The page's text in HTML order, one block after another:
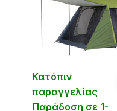
Κατόπιν
παραγγελίας
Παράδοση σε 1-